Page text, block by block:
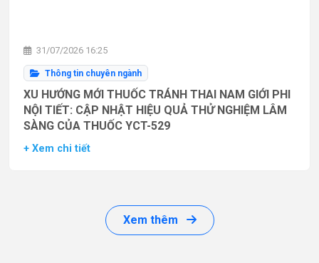
31/07/2026 16:25
Thông tin chuyên ngành
XU HƯỚNG MỚI THUỐC TRÁNH THAI NAM GIỚI PHI
NỘI TIẾT: CẬP NHẬT HIỆU QUẢ THỬ NGHIỆM LÂM
SÀNG CỦA THUỐC YCT-529
+ Xem chi tiết
Xem thêm